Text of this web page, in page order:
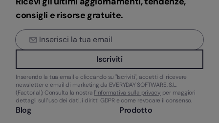
consigli e risorse gratuite.
Iscriviti
Inserendo la tua email e cliccando su "Iscriviti", accetti di ricevere
newsletter e email di marketing da EVERYDAY SOFTWARE, S.L.
(Factorial). Consulta la nostra l'Informativa sulla privacy per maggiori
dettagli sull’uso dei dati, i diritti GDPR e come revocare il consenso.
Blog Prodotto